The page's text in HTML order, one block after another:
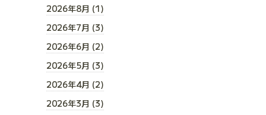
2026年8月 (1)
2026年7月 (3)
2026年6月 (2)
2026年5月 (3)
2026年4月 (2)
2026年3月 (3)